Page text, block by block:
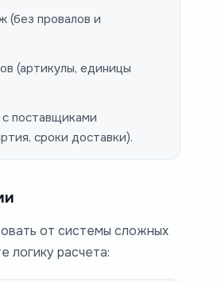
(без провалов и
(артикулы, единицы
поставщиками
сроки доставки).
от системы сложных
логику расчета: